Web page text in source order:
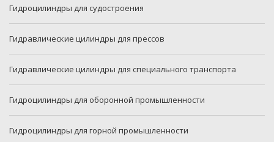
Гидроцилиндры для судостроения
Гидравлические цилиндры для прессов
Гидравлические цилиндры для специального транспорта
Гидроцилиндры для оборонной промышленности
Гидроцилиндры для горной промышленности